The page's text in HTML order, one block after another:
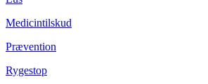
Medicintilskud
Prævention
Rygestop